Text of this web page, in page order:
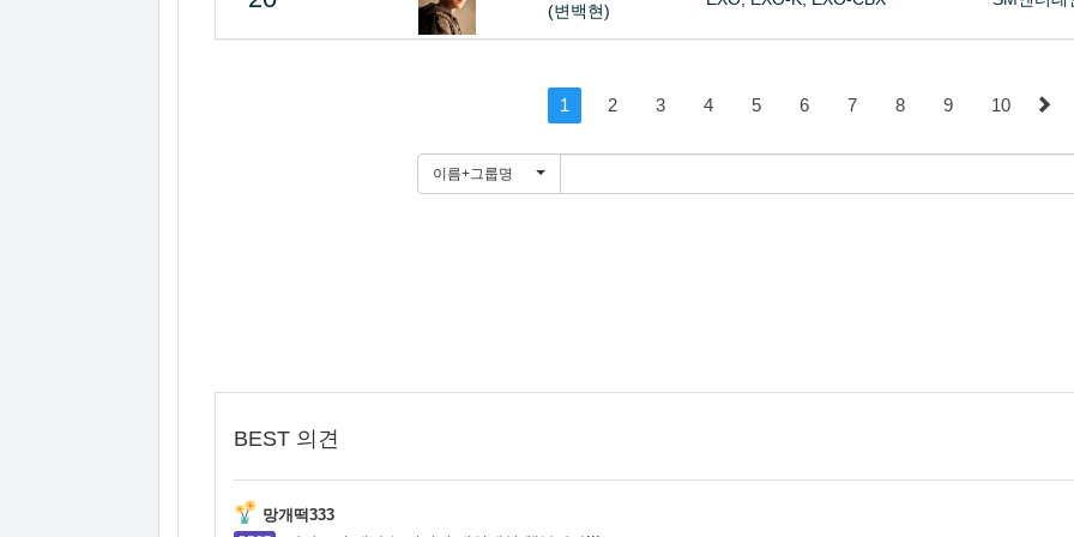
(변백현)
1 2 3 4 5 6 7 8 9 10
이름+그룹명
BEST 의견
망개떡333